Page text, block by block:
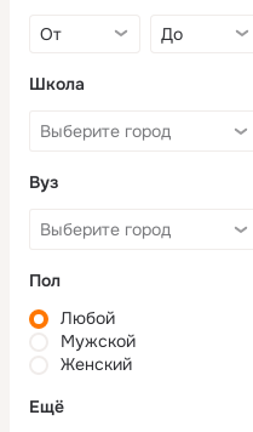
Школа
Вуз
Пол
Любой
Мужской
Женский
Ещё